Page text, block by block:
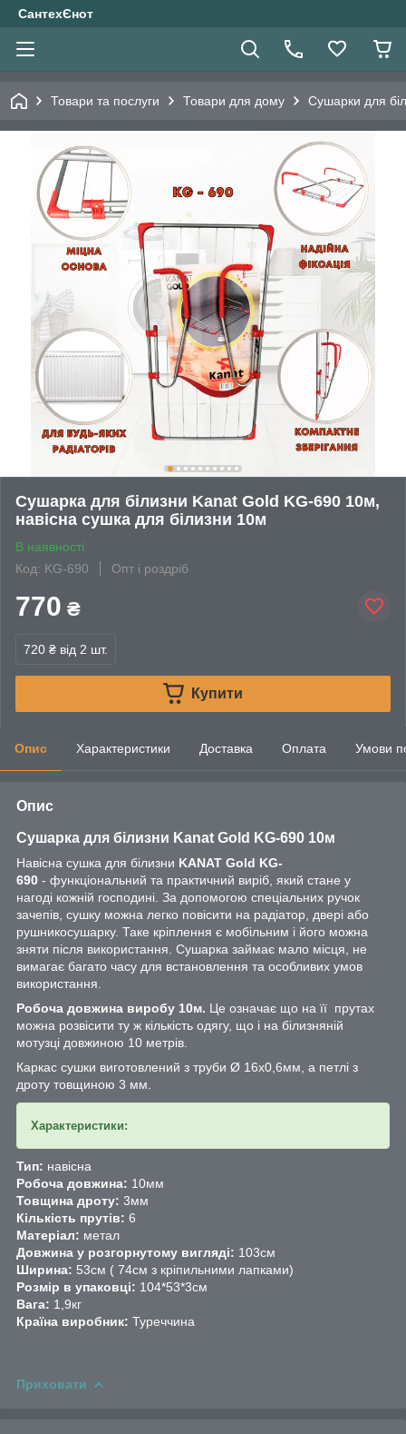
СантехЄнот
Товари та послуги Товари для дому Сушарки для
Сушарка для білизни Kanat Gold KG-690 10м,
навісна сушка для білизни 10м
В наявності
Код: KG-690
Опт і роздріб
770 ₴
720 ₴ від 2 шт.
Купити
Опис Характеристики Доставка Оплата Умови
Опис
Сушарка для білизни Kanat Gold KG-690 10м
Навісна сушка для білизни KANAT Gold KG-
690 - функціональний та практичний виріб, який стане у
нагоді кожній господині. За допомогою спеціальних ручок
зачепів, сушку можна легко повісити на радіатор, двері або
рушникосушарку. Таке кріплення є мобільним і його можна
зняти після використання. Сушарка займає мало місця, не
вимагає багато часу для встановлення та особливих умов
використання.
Робоча довжина виробу 10м. Це означає що на її прутах
можна розвісити ту ж кількість одягу, що і на білизняній
мотузці довжиною 10 метрів.
Каркас сушки виготовлений з труби Ø 16х0,6мм, а петлі з
дроту товщиною 3 мм.
Характеристики:
Тип: навісна
Робоча довжина: 10мм
Товщина дроту: 3мм
Кількість прутів: 6
Матеріал: метал
Довжина у розгорнутому вигляді: 103см
Ширина: 53см ( 74см з кріпильними лапками)
Розмір в упаковці: 104*53*3см
Вага: 1,9кг
Країна виробник: Туреччина
Приховати